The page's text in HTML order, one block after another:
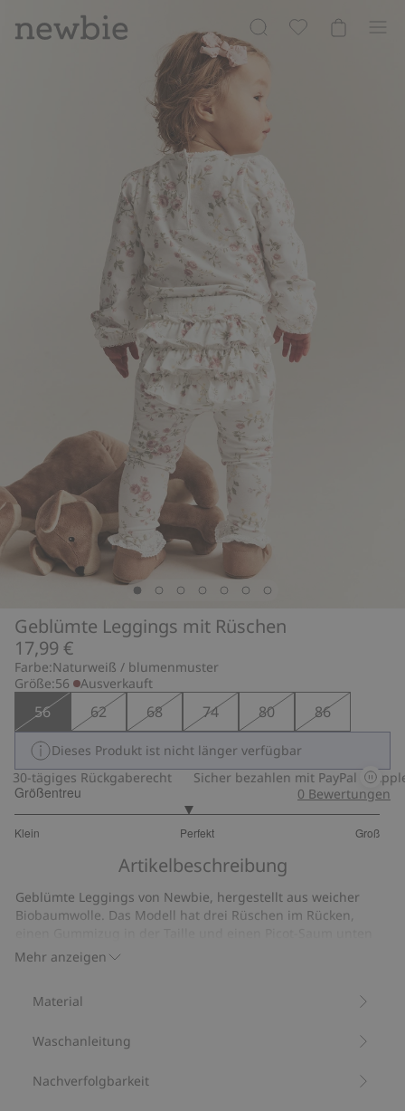
Geblümte Leggings mit Rüschen
17,99 €
Farbe:Naturweiß / blumenmuster
Größe:56 Ausverkauft
56 62 68 74 80 86
Dieses Produkt ist nicht länger verfügbar
30-tägiges Rückgaberecht
Sicher bezahlen mit PayPal & Apple
Größentreu
Klein Perfekt Groß
von
19
Bewertungen
0 Bewertungen
Artikelbeschreibung
Mehr anzeigen
Geblümte Leggings von Newbie, hergestellt aus weicher
Biobaumwolle. Das Modell hat drei Rüschen im Rücken,
an den Beinen. Das passende Modell ist für die Mama und
Geschwister erhältlich.
Artikelnummer
Material
Waschanleitung
Nachverfolgbarkeit